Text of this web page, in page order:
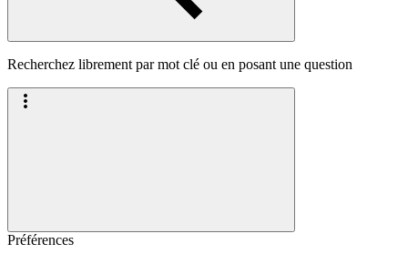
Recherchez librement par mot clé ou en posant une question
Préférences